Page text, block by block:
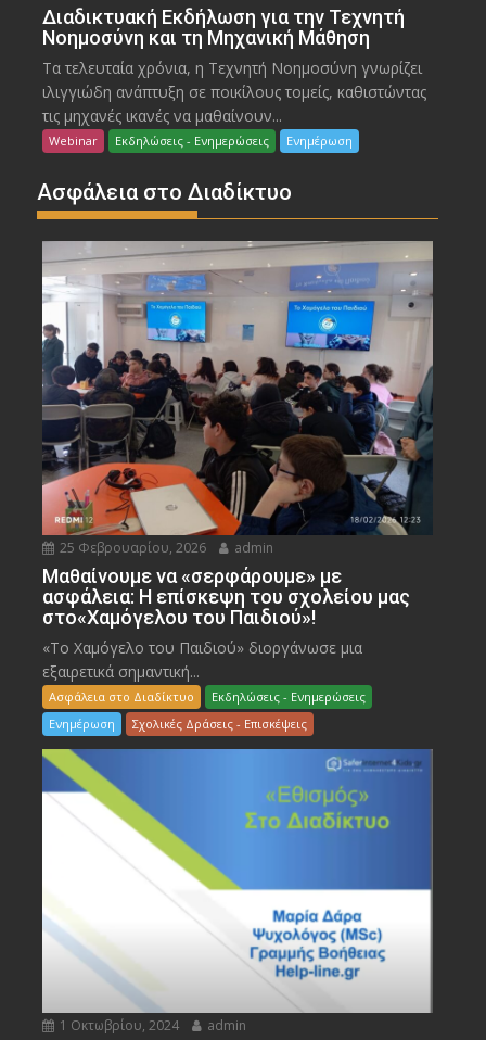
Διαδικτυακή Εκδήλωση για την Τεχνητή
Νοημοσύνη και τη Μηχανική Μάθηση
Τα τελευταία χρόνια, η Τεχνητή Νοημοσύνη γνωρίζει
ιλιγγιώδη ανάπτυξη σε ποικίλους τομείς, καθιστώντας
τις μηχανές ικανές να μαθαίνουν...
Webinar Εκδηλώσεις - Ενημερώσεις Ενημέρωση
Ασφάλεια στο Διαδίκτυο
25 Φεβρουαρίου, 2026 admin
Μαθαίνουμε να «σερφάρουμε» με
ασφάλεια: Η επίσκεψη του σχολείου μας
στο«Χαμόγελου του Παιδιού»!
«Το Χαμόγελο του Παιδιού» διοργάνωσε μια
εξαιρετικά σημαντική...
Ασφάλεια στο Διαδίκτυο
Εκδηλώσεις - Ενημερώσεις
Ενημέρωση
Σχολικές Δράσεις - Επισκέψεις
1 Οκτωβρίου, 2024 admin